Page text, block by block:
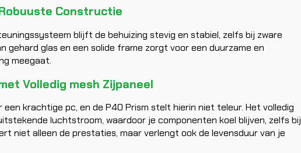
Constructie
blijft de behuizing stevig en stabiel, zelfs bij zware
gehard glas en een solide frame zorgt voor een duurzame en
meegaat.
Volledig mesh Zijpaneel
een krachtige pc, en de P40 Prism stelt hierin niet teleur. Het volledig
luchtstroom, waardoor je componenten koel blijven, zelfs bij
niet alleen de prestaties, maar verlengt ook de levensduur van je